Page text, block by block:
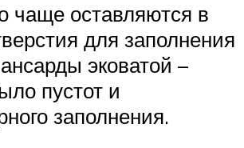
чаще оставляются в
для заполнения
эковатой –
пустот и
заполнения.